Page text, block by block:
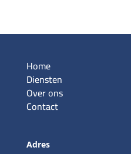
Home
Diensten
Over ons
Contact
Adres